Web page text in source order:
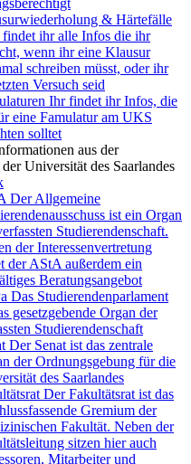
& Härtefälle
ihr alle Infos die ihr
wenn ihr eine Klausur
schreiben müsst, oder ihr
Versuch seid
Ihr findet ihr Infos, die
eine Famulatur am UKS
solltet
aus der
Universität des Saarlandes
Der Allgemeine
ist ein Organ
Studierendenschaft.
der Interessenvertretung
der AStA außerdem ein
Beratungsangebot
Das Studierendenparlament
gesetzgebende Organ der
Studierendenschaft
Der Senat ist das zentrale
der Ordnungsgebung für die
des Saarlandes
Der Fakultätsrat ist das
Gremium der
Fakultät. Neben der
sitzen hier auch
Mitarbeiter und